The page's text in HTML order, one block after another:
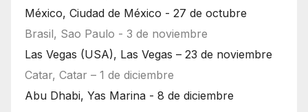
México, Ciudad de México - 27 de octubre
Brasil, Sao Paulo - 3 de noviembre
Las Vegas (USA), Las Vegas – 23 de noviembre
Catar, Catar – 1 de diciembre
Abu Dhabi, Yas Marina - 8 de diciembre